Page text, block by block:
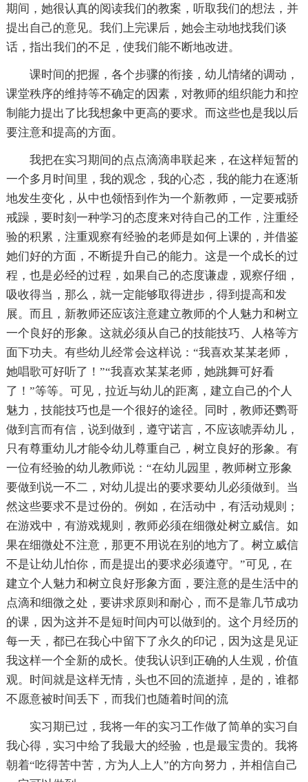
期间，她很认真的阅读我们的教案，听取我们的想法，并
提出自己的意见。我们上完课后，她会主动地找我们谈
话，指出我们的不足，使我们能不断地改进。
课时间的把握，各个步骤的衔接，幼儿情绪的调动，
课堂秩序的维持等不确定的因素，对教师的组织能力和控
制能力提出了比我想象中更高的要求。而这些也是我以后
要注意和提高的方面。
我把在实习期间的点点滴滴串联起来，在这样短暂的
一个多月时间里，我的观念，我的心态，我的能力在逐渐
地发生变化，从中也领悟到作为一个新教师，一定要戒骄
戒躁，要时刻一种学习的态度来对待自己的工作，注重经
验的积累，注重观察有经验的老师是如何上课的，并借鉴
她们好的方面，不断提升自己的能力。这是一个成长的过
程，也是必经的过程，如果自己的态度谦虚，观察仔细，
吸收得当，那么，就一定能够取得进步，得到提高和发
展。而且，新教师还应该注意建立教师的个人魅力和树立
一个良好的形象。这就必须从自己的技能技巧、人格等方
面下功夫。有些幼儿经常会这样说：“我喜欢某某老师，
她唱歌可好听了！”“我喜欢某某老师，她跳舞可好看
了！”等等。可见，拉近与幼儿的距离，建立自己的个人
魅力，技能技巧也是一个很好的途径。同时，教师还鹦哥
做到言而有信，说到做到，遵守诺言，不应该唬弄幼儿，
只有尊重幼儿才能令幼儿尊重自己，树立良好的形象。有
一位有经验的幼儿教师说：“在幼儿园里，教师树立形象
要做到说一不二，对幼儿提出的要求要幼儿必须做到。当
然这些要求不是过份的。例如，在活动中，有活动规则；
在游戏中，有游戏规则，教师必须在细微处树立威信。如
果在细微处不注意，那更不用说在别的地方了。树立威信
不是让幼儿怕你，而是提出的要求必须遵守。”可见，在
建立个人魅力和树立良好形象方面，要注意的是生活中的
点滴和细微之处，要讲求原则和耐心，而不是靠几节成功
的课，因为这并不是短时间内可以做到的。这个月经历的
每一天，都已在我心中留下了永久的印记，因为这是见证
我这样一个全新的成长。使我认识到正确的人生观，价值
观。时间就是这样无情，头也不回的流逝掉，是的，谁都
不愿意被时间丢下，而我们也随着时间的流
实习期已过，我将一年的实习工作做了简单的实习自
我心得，实习中给了我最大的经验，也是最宝贵的。我将
朝着“吃得苦中苦，方为人上人”的方向努力，并相信自己